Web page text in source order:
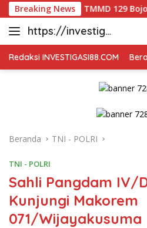
Langsung
ke
konten
Breaking News
TMMD 129 Bojonegoro
https://investiga
si88.com
Redaksi INVESTIGASI88.COM
Beranda TNI - POLRI
TNI - POLRI
Sahli Pangdam IV/
Kunjungi Makorem
071/Wijayakusuma